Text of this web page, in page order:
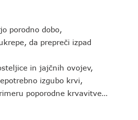
porodno dobo,
da prepreči izpad
in jajčnih ovojev,
izgubo krvi,
poporodne krvavitve…